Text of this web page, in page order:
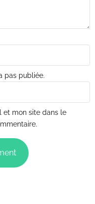
pas publiée.
et mon site dans le